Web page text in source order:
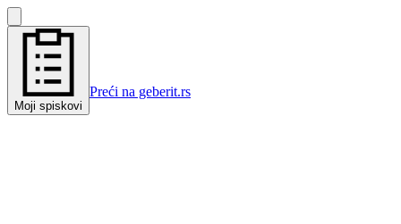
Moji spiskovi
Preći na geberit.rs